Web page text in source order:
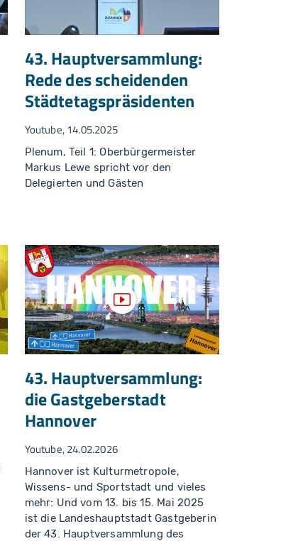
43. Hauptversammlung:
Rede des scheidenden
Städtetagspräsidenten
Youtube, 14.05.2025
Plenum, Teil 1: Oberbürgermeister
Markus Lewe spricht vor den
Delegierten und Gästen
Video anzeigen
43. Hauptversammlung:
die Gastgeberstadt
Hannover
Youtube, 24.02.2026
Hannover ist Kulturmetropole,
Wissens- und Sportstadt und vieles
mehr: Und vom 13. bis 15. Mai 2025
ist die Landeshauptstadt Gastgeberin
der 43. Hauptversammlung des